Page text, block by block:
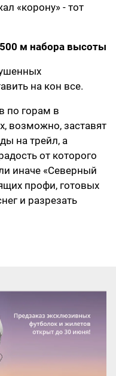
«корону» - тот
м набора высоты
на кон все.
по горам в
возможно, заставят
на трейл, а
от которого
иначе «Северный
профи, готовых
и разрезать